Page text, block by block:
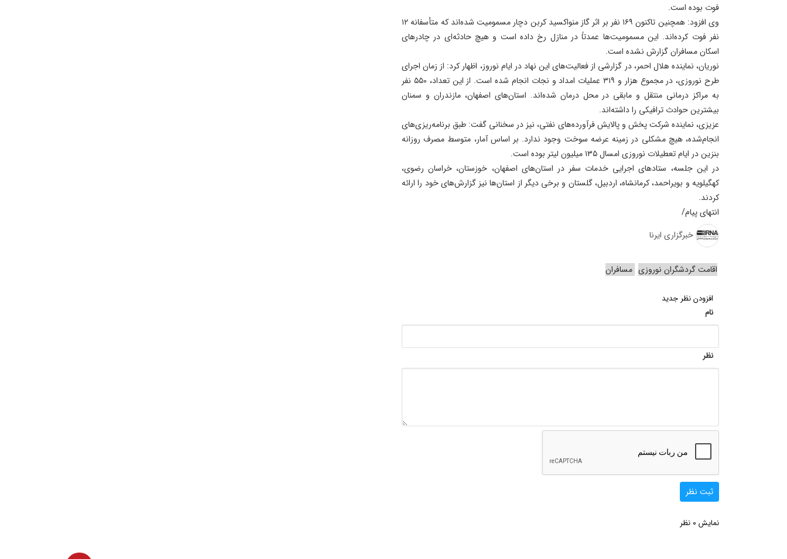
فوت بوده است.
وی افزود: همچنین تاکنون ۱۶۹ نفر بر اثر گاز منواکسید کربن دچار مسمومیت شده‌اند که متأسفانه ۱۲
نفر فوت کرده‌اند. این مسمومیت‌ها عمدتاً در منازل رخ داده است و هیچ حادثه‌ای در چادرهای
اسکان مسافران گزارش نشده است.
نوریان، نماینده هلال احمر، در گزارشی از فعالیت‌های این نهاد در ایام نوروز، اظهار کرد: از زمان اجرای
طرح نوروزی، در مجموع هزار و ۳۱۹ عملیات امداد و نجات انجام شده است. از این تعداد، ۵۵۰ نفر
به مراکز درمانی منتقل و مابقی در محل درمان شده‌اند. استان‌های اصفهان، مازندران و سمنان
بیشترین حوادث ترافیکی را داشته‌اند.
عزیزی، نماینده شرکت پخش و پالایش فرآورده‌های نفتی، نیز در سخنانی گفت: طبق برنامه‌ریزی‌های
انجام‌شده، هیچ مشکلی در زمینه عرضه سوخت وجود ندارد. بر اساس آمار، متوسط مصرف روزانه
بنزین در ایام تعطیلات نوروزی امسال ۱۳۵ میلیون لیتر بوده است.
در این جلسه، ستادهای اجرایی خدمات سفر در استان‌های اصفهان، خوزستان، خراسان رضوی،
کهگیلویه و بویراحمد، کرمانشاه، اردبیل، گلستان و برخی دیگر از استان‌ها نیز گزارش‌های خود را ارائه
کردند.
انتهای پیام/
خبرگزاری ایرنا
اقامت گردشگران نوروزی مسافران
افزودن نظر جدید
نام
نظر
ثبت نظر
نمایش 0 نظر